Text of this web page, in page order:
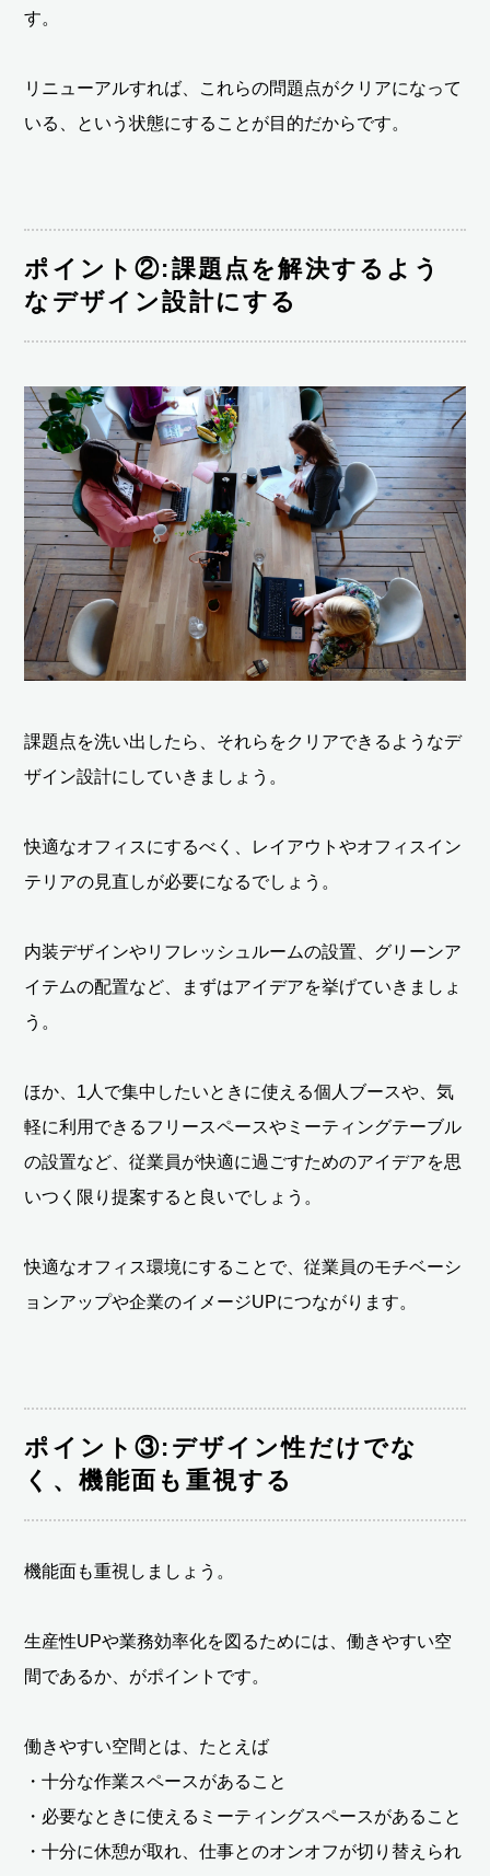
す。
リニューアルすれば、これらの問題点がクリアになって
いる、という状態にすることが目的だからです。
ポイント②:課題点を解決するよう
なデザイン設計にする
課題点を洗い出したら、それらをクリアできるようなデ
ザイン設計にしていきましょう。
快適なオフィスにするべく、レイアウトやオフィスイン
テリアの見直しが必要になるでしょう。
内装デザインやリフレッシュルームの設置、グリーンア
イテムの配置など、まずはアイデアを挙げていきましょ
う。
ほか、1人で集中したいときに使える個人ブースや、気
軽に利用できるフリースペースやミーティングテーブル
の設置など、従業員が快適に過ごすためのアイデアを思
いつく限り提案すると良いでしょう。
快適なオフィス環境にすることで、従業員のモチベーシ
ョンアップや企業のイメージUPにつながります。
ポイント③:デザイン性だけでな
く、機能面も重視する
機能面も重視しましょう。
生産性UPや業務効率化を図るためには、働きやすい空
間であるか、がポイントです。
働きやすい空間とは、たとえば
・十分な作業スペースがあること
・必要なときに使えるミーティングスペースがあること
・十分に休憩が取れ、仕事とのオンオフが切り替えられ